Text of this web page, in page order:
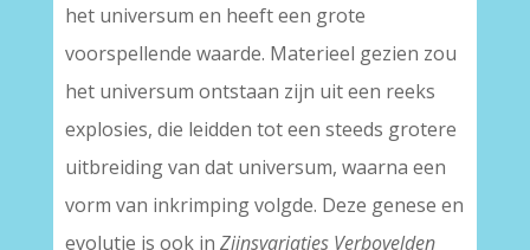
het universum en heeft een grote
voorspellende waarde. Materieel gezien zou
het universum ontstaan zijn uit een reeks
explosies, die leidden tot een steeds grotere
uitbreiding van dat universum, waarna een
vorm van inkrimping volgde. Deze genese en
evolutie is ook in Zijnsvariaties Verbovelden